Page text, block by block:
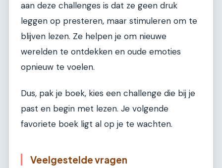
aan deze challenges is dat ze geen druk
leggen op presteren, maar stimuleren om te
blijven lezen. Ze helpen je om nieuwe
werelden te ontdekken en oude emoties
opnieuw te voelen.
Dus, pak je boek, kies een challenge die bij je
past en begin met lezen. Je volgende
favoriete boek ligt al op je te wachten.
Veelgestelde vragen